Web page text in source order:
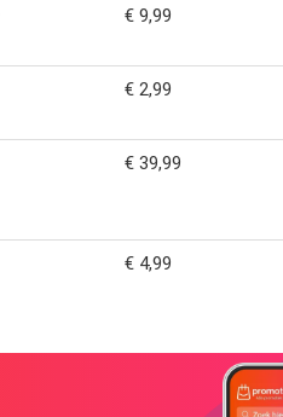
€ 9,99
€ 2,99
€ 39,99
€ 4,99